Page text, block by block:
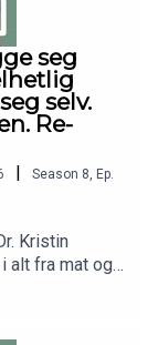
angående en
seg
selv.
Re-
| Season 8 Ep.
Kristin
alt fra mat og
opp etter
oss friske,